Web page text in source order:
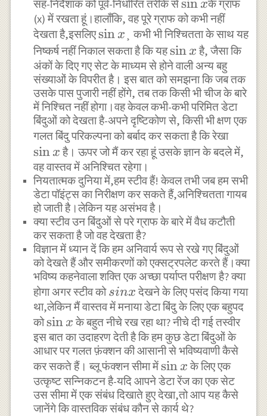
सह-निर्देशांक को पूर्व-निर्धारित तरीके से\sin{x}
sin xके ग्राफ
(x) में रखता हूं।हालाँकि, वह पूरे ग्राफ को कभी नहीं
देखता है,इसलिए\sin{x}
sin x
¸ कभी भी निश्चितता के साथ यह
निष्कर्ष नहीं निकाल सकता है कि यह\sin{x}
sin x है, जैसा कि
अंकों के दिए गए सेट के माध्यम से होने वाली अन्य बहु
संख्याओं के विपरीत है। इस बात को समझना कि जब तक
उसके पास पुजारी नहीं होंगे, तब तक किसी भी चीज के बारे
में निश्चित नहीं होगा।वह केवल कभी-कभी परिमित डेटा
बिंदुओं को देखता है-अपने दृष्टिकोण से, किसी भी क्षण एक
गलत बिंदु परिकल्पना को बर्बाद कर सकता है कि रेखा
sin x है। ऊपर जो मैं कर रहा हूं उसके ज्ञान के बदले में,
वह वास्तव में अनिश्चित रहेगा।
नियतात्मक दुनिया में,हम स्टीव हैं! केवल तभी जब हम सभी
डेटा पॉइंट्स का निरीक्षण कर सकते हैं,अनिश्चितता गायब
हो जाती है।लेकिन यह असंभव है।
क्या स्टीव उन बिंदुओं से परे ग्राफ के बारे में वैध कटौती
कर सकता है जो वह देखता है?
विज्ञान में ध्यान दें कि हम अनिवार्य रूप से रखे गए बिंदुओं
को देखते हैं और समीकरणों को एक्सट्रपलेट करते हैं।क्या
भविष्य कहनेवाला शक्ति एक अच्छा पर्याप्त परीक्षण है? क्या
होगा अगर स्टीव कोsin{x}
sinx देखने के लिए पसंद किया गया
था,लेकिन मैं वास्तव में मनाया डेटा बिंदु के लिए एक बहुपद
को\sin{x}
sin x के बहुत नीचे रख रहा था? नीचे दी गई तस्वीर
इस बात का उदाहरण देती है कि हम कुछ डेटा बिंदुओं के
आधार पर गलत फ़ंक्शन की आसानी से भविष्यवाणी कैसे
कर सकते हैं। ब्लू फंक्शन सीमा में\sin{x}
sin x के लिए एक
उत्कृष्ट सन्निकटन है-यदि आपने डेटा रेंज का एक सेट
उस सीमा में एक संबंध दिखाते हुए देखा,तो आप यह कैसे
जानेंगे कि वास्तविक संबंध कौन से कार्य थे?